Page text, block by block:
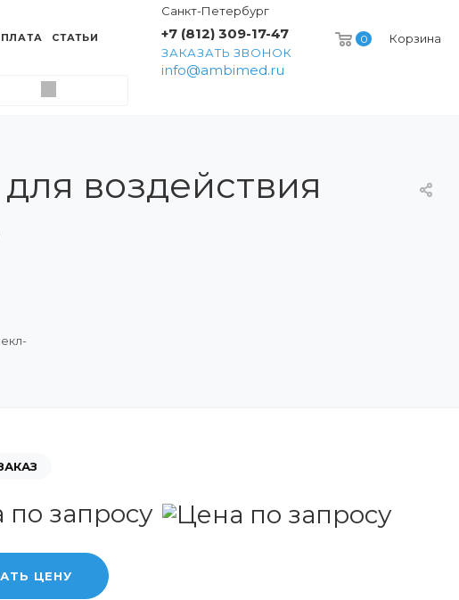
0 Корзина
Санкт-Петербург
+7 (812) 309-17-47
ЗАКАЗАТЬ ЗВОНОК
info@ambimed.ru
СТАТЬИ
воздействия
по запросу
ЦЕНУ